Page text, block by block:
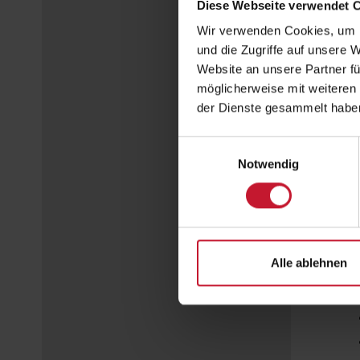
Diese Webseite verwendet
Wir verwenden Cookies,
und die Zugriffe auf unsere
Website an unsere Partner
möglicherweise mit
der Dienste gesammelt
Notwendig
Alle ablehnen